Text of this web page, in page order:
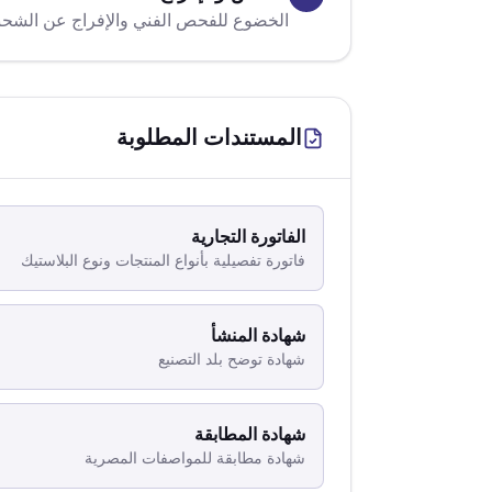
الخضوع للفحص الفني والإفراج عن
المستندات المطلوبة
الفاتورة التجارية
فاتورة تفصيلية بأنواع المنتجات ونوع البلاستيك
شهادة المنشأ
شهادة توضح بلد التصنيع
شهادة المطابقة
شهادة مطابقة للمواصفات المصرية